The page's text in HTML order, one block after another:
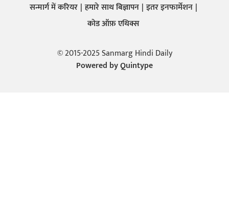
सन्मार्ग में करियर हमारे साथ बिज्ञापन इतर इनफार्मेशन
कोड ऑफ़ एथिक्स
© 2015-2025 Sanmarg Hindi Daily
Powered byQuintype